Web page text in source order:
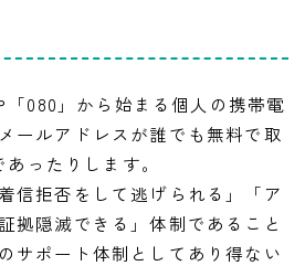
「080」から始まる個人の携帯電
ールアドレスが誰でも無料で取
ったりします。
信拒否をして逃げられる」「ア
拠隠滅できる」体制であること
サポート体制としてあり得ない